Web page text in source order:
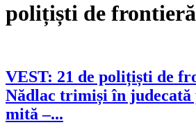
polițiști de frontieră
VEST: 21 de polițiști de
Nădlac trimiși în judecată
mită –...